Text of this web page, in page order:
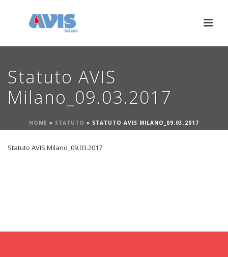
Statuto AVIS
Milano_09.03.2017
HOME » STATUTO » STATUTO AVIS MILANO_09.03.2017
Statuto AVIS Milano_09.03.2017